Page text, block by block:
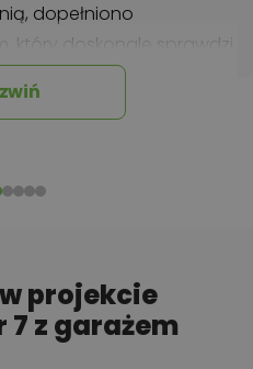
dopełniono
który doskonale sprawdzi
Dodatkowo na
mieszkalne,
na uzyskanie
tradycyjnej formy,
regionalnych materiałów,
projekcie
7 z garażem